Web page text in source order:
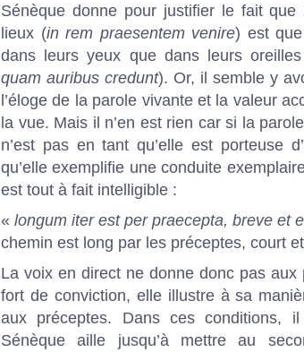
Sénèque donne pour justifier le fait
lieux (in rem praesentem venire) est
dans leurs yeux que dans leurs
quam auribus credunt). Or, il semble y
l’éloge de la parole vivante et la valeur
la vue. Mais il n’en est rien car si la
n’est pas en tant qu’elle est porteuse
qu’elle exemplifie une conduite
est tout à fait intelligible :
« longum iter est per praecepta, breve et
chemin est long par les préceptes, court
La voix en direct ne donne donc pas
fort de conviction, elle illustre à sa
aux préceptes. Dans ces conditions,
Sénèque aille jusqu’à mettre au